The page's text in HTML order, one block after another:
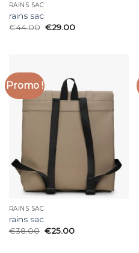
RAINS SAC
rains sac
€44.00 €29.00
Promo !
RAINS SAC
rains sac
€38.00 €25.00